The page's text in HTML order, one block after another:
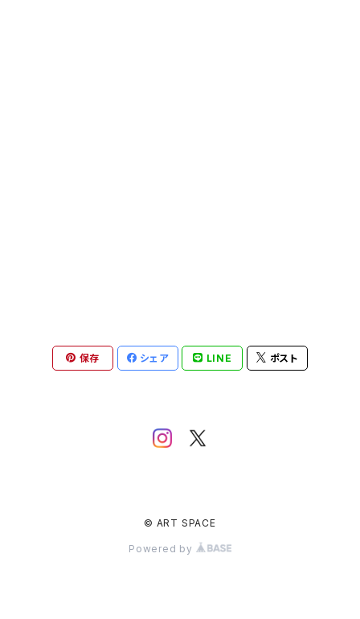
保存 シェア LINE ポスト
© ART SPACE
Powered by